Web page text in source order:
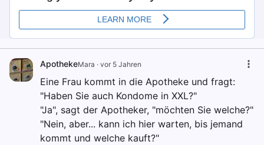
ApothekeMara · vor 5 Jahren
Eine Frau kommt in die Apotheke und fragt:
"Haben Sie auch Kondome in XXL?"
"Ja", sagt der Apotheker, "möchten Sie welche?"
"Nein, aber... kann ich hier warten, bis jemand
kommt und welche kauft?"